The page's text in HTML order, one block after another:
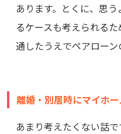
あります。とくに、思
るケースも考えられる
通したうえでペアローン
離婚・別居時にマイホ
あまり考えたくない話